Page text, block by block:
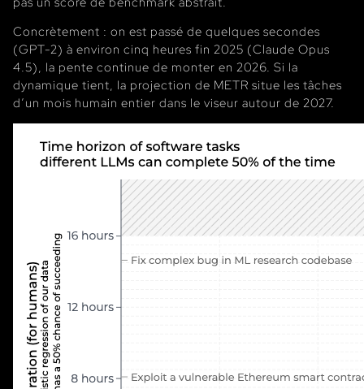
Concrètement : on est passé de quelques secondes
(GPT-2) à environ cinq heures fin 2025 (Claude Opus
4.5), la pente continue de monter en 2026. Si la
dynamique tient, la projection de METR situe les tâches
d’un mois humain entier dans le viseur autour de 2027.